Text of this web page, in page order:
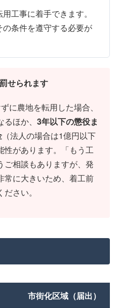
工事に着手できます。
条件を遵守する必要が
せられます
に農地を転用した場合、
ほか、 3年以下の懲役ま
（法人の場合は1億円以下
性があります。「もう工
ご相談もありますが、発
常に大きいため、着工前
さい。
市街化区域（届出）